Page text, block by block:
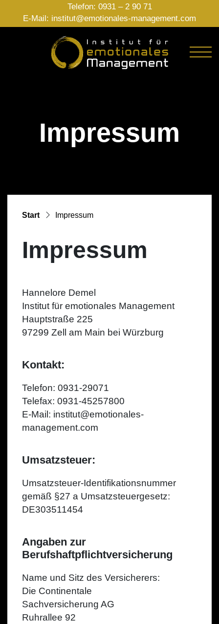
Telefon: 0931 – 2 90 71
E-Mail: institut@emotionales-management.com
Impressum
Start Impressum
Impressum
Hannelore Demel
Institut für emotionales Management
Hauptstraße 225
97299 Zell am Main bei Würzburg
Kontakt:
Telefon: 0931-29071
Telefax: 0931-45257800
E-Mail: institut@emotionales-
management.com
Umsatzsteuer:
Umsatzsteuer-Identifikationsnummer
gemäß §27 a Umsatzsteuergesetz:
DE303511454
Angaben zur
Berufshaftpflichtversicherung
Name und Sitz des Versicherers:
Die Continentale
Sachversicherung AG
Ruhrallee 92